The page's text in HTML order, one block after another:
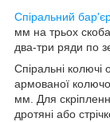
Спіральний
мм на трьох
два-три ряди по
Спіральні
армованої
мм. Для
дротяні або